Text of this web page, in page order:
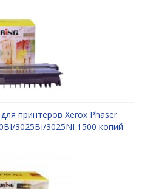
принтеров Xerox Phaser
3025BI/3025NI 1500 копий